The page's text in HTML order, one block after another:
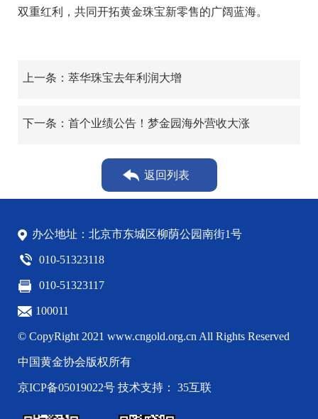
双重红利，共同开拓黄金珠宝新零售的广阔蓝海。
上一条：萃华珠宝去年利润大增
下一条：首个业绩公告！梦金园海外营收大涨
返回列表
办公地址：北京市东城区柳荫公园南街1号
010-51323118
010-51323117
100011
© CopyRight 2021 www.cngold.org.cn All Rights Reserved
中国黄金协会版权所有
京ICP备05019022号技术支持： 35互联